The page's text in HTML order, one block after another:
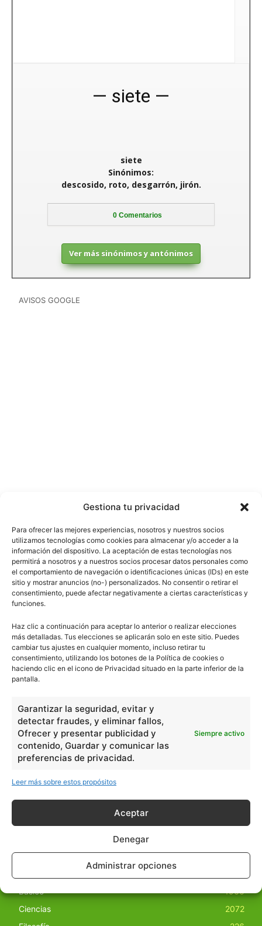
Gestiona tu privacidad
Para ofrecer las mejores experiencias, nosotros y nuestros socios
utilizamos tecnologías como cookies para almacenar y/o acceder a la
información del dispositivo. La aceptación de estas tecnologías nos
permitirá a nosotros y a nuestros socios procesar datos personales como
el comportamiento de navegación o identificaciones únicas (IDs) en este
sitio y mostrar anuncios (no-) personalizados. No consentir o retirar el
consentimiento, puede afectar negativamente a ciertas características y
funciones.
Haz clic a continuación para aceptar lo anterior o realizar elecciones
más detalladas. Tus elecciones se aplicarán solo en este sitio. Puedes
cambiar tus ajustes en cualquier momento, incluso retirar tu
consentimiento, utilizando los botones de la Política de cookies o
haciendo clic en el icono de Privacidad situado en la parte inferior de la
pantalla.
Garantizar la seguridad, evitar y
detectar fraudes, y eliminar fallos,
Ofrecer y presentar publicidad y
contenido, Guardar y comunicar las
preferencias de privacidad.
Siempre activo
Leer más sobre estos propósitos
Aceptar
Denegar
Administrar opciones
siete
siete
Sinónimos:
descosido, roto, desgarrón, jirón.
0 Comentarios
Ver más sinónimos y antónimos
AVISOS GOOGLE
escuelapedia
Nuestros articulos son redactados y publicados bajo
licencia de uso libre. El usuario puede reproducir y hacer
nuestro sitio. Este sitio usa cookies de terceros. Lea más
informaciónaquí.
Básico
1966
Ciencias
2072